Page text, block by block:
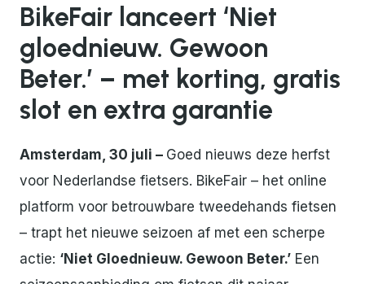
BikeFair lanceert ‘Niet
gloednieuw. Gewoon
Beter.’ – met korting, gratis
slot en extra garantie
Amsterdam, 30 juli – Goed nieuws deze herfst
voor Nederlandse fietsers. BikeFair – het online
platform voor betrouwbare tweedehands fietsen
– trapt het nieuwe seizoen af met een scherpe
actie: ‘Niet Gloednieuw. Gewoon Beter.’ Een